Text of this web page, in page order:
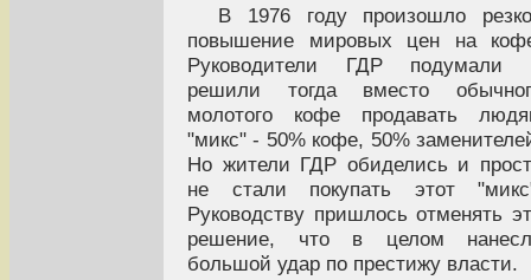
В 1976 году произошло
повышение мировых цен на
Руководители ГДР подумали
решили тогда вместо
молотого кофе продавать
"микс" - 50% кофе, 50%
Но жители ГДР обиделись и
не стали покупать этот
Руководству пришлось отменять
решение, что в целом
большой удар по престижу власти.